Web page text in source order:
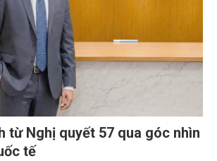
từ Nghị quyết 57 qua góc nhìn
tế